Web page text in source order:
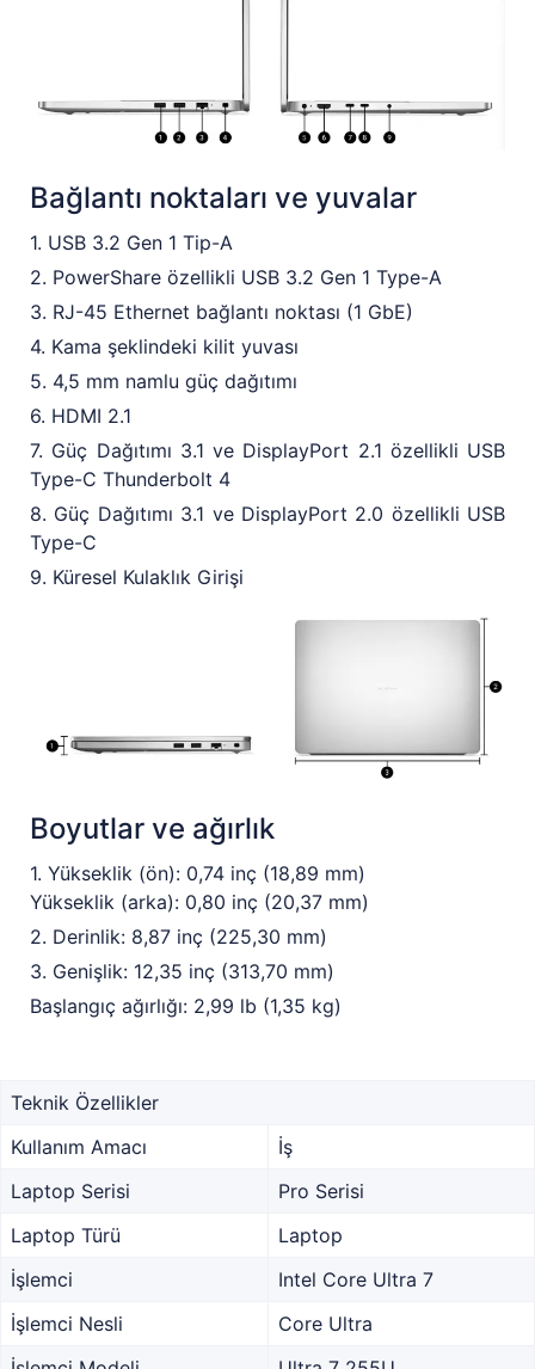
Bağlantı noktaları ve yuvalar
1. USB 3.2 Gen 1 Tip-A
2. PowerShare özellikli USB 3.2 Gen 1 Type-A
3. RJ-45 Ethernet bağlantı noktası (1 GbE)
4. Kama şeklindeki kilit yuvası
5. 4,5 mm namlu güç dağıtımı
6. HDMI 2.1
7. Güç Dağıtımı 3.1 ve DisplayPort 2.1 özellikli USB
Type-C Thunderbolt 4
8. Güç Dağıtımı 3.1 ve DisplayPort 2.0 özellikli USB
Type-C
9. Küresel Kulaklık Girişi
Boyutlar ve ağırlık
1. Yükseklik (ön): 0,74 inç (18,89 mm)
Yükseklik (arka): 0,80 inç (20,37 mm)
2. Derinlik: 8,87 inç (225,30 mm)
3. Genişlik: 12,35 inç (313,70 mm)
Başlangıç ağırlığı: 2,99 lb (1,35 kg)
Teknik Özellikler
Kullanım Amacı
İş
Laptop Serisi
Pro Serisi
Laptop Türü
Laptop
İşlemci
Intel Core Ultra 7
İşlemci Nesli
Core Ultra